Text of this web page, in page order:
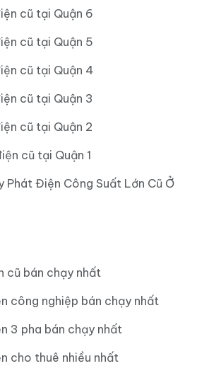
cũ tại Quận 6
cũ tại Quận 5
cũ tại Quận 4
cũ tại Quận 3
cũ tại Quận 2
cũ tại Quận 1
Phát Điện Công Suất Lớn Cũ Ở
cũ bán chạy nhất
công nghiệp bán chạy nhất
3 pha bán chạy nhất
cho thuê nhiều nhất